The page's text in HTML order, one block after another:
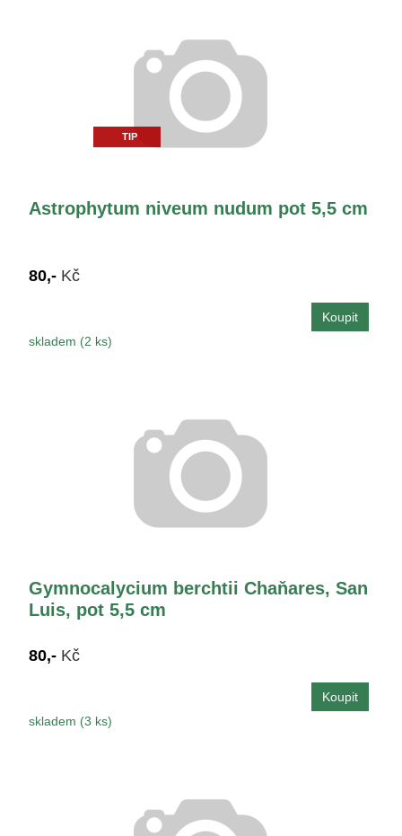
TIP
Astrophytum niveum nudum pot 5,5 cm
80,- Kč
skladem (2 ks)
Gymnocalycium berchtii Chaňares, San
Luis, pot 5,5 cm
80,- Kč
skladem (3 ks)